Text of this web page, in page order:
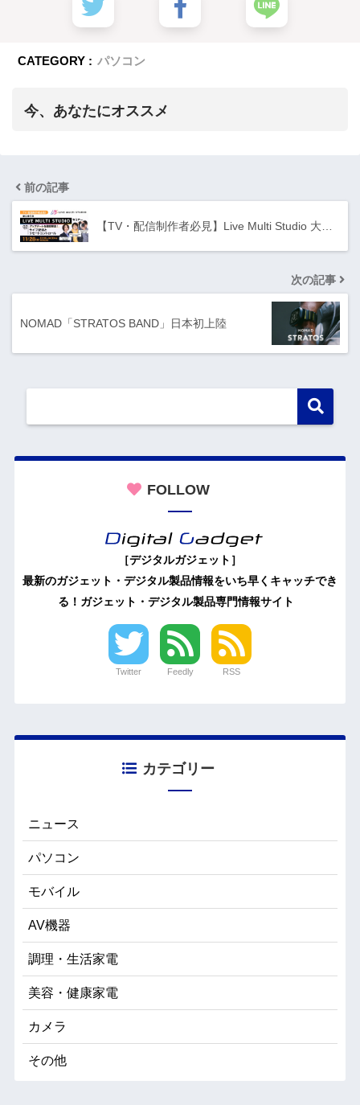
CATEGORY : パソコン
今、あなたにオススメ
前の記事
【TV・配信制作者必見】Live Multi Studio 大…
次の記事
NOMAD「STRATOS BAND」日本初上陸
FOLLOW
［デジタルガジェット］
最新のガジェット・デジタル製品情報をいち早くキャッチでき
る！ガジェット・デジタル製品専門情報サイト
Twitter Feedly RSS
カテゴリー
ニュース
パソコン
モバイル
AV機器
調理・生活家電
美容・健康家電
カメラ
その他